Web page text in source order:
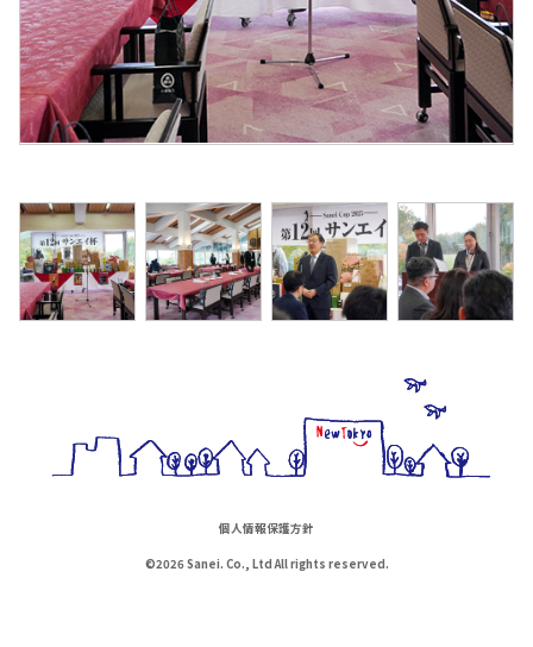
個人情報保護方針
©2026 Sanei. Co., Ltd All rights reserved.